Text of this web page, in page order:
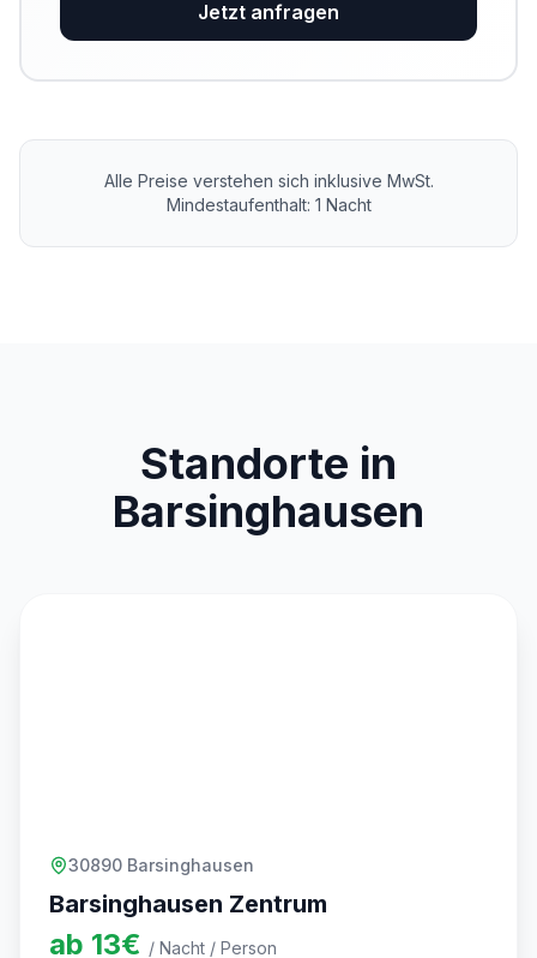
Jetzt anfragen
Alle Preise verstehen sich inklusive MwSt.
Mindestaufenthalt: 1 Nacht
Standorte in
Barsinghausen
30890 Barsinghausen
Barsinghausen Zentrum
ab 13€ / Nacht / Person